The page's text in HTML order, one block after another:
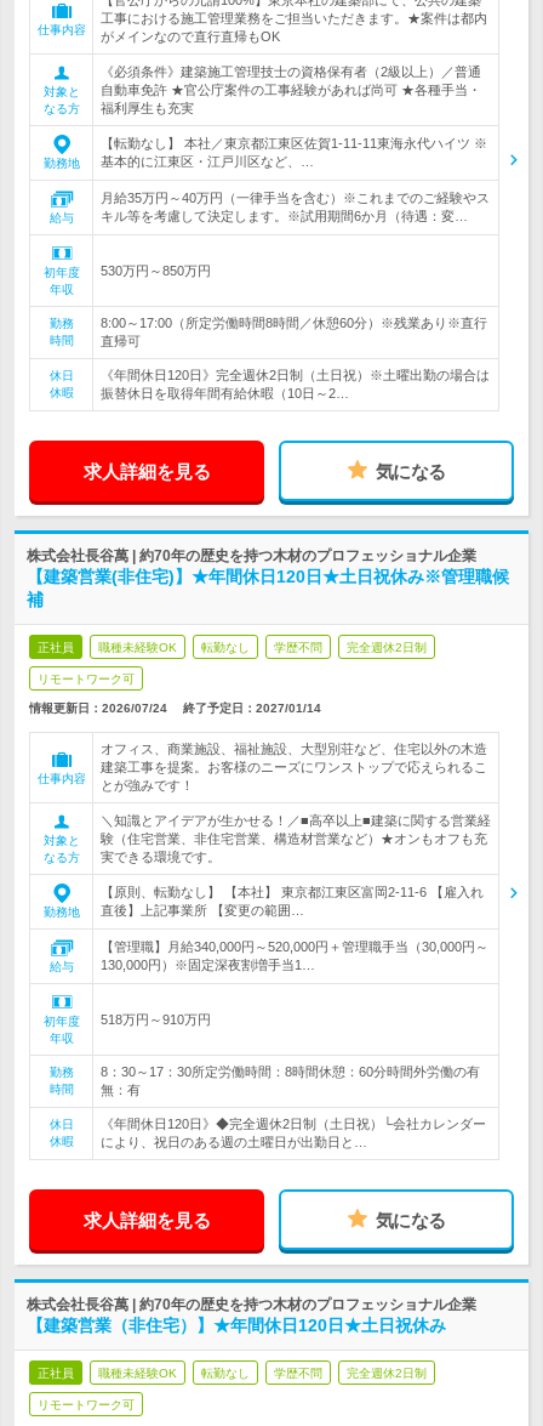
仕事内容
工事における施工管理業務をご担当いただきます。★案件は都内
がメインなので直行直帰もOK
対象と
なる方
《必須条件》建築施工管理技士の資格保有者（2級以上）／普通
自動車免許 ★官公庁案件の工事経験があれば尚可 ★各種手当・
福利厚生も充実
勤務地
【転勤なし】 本社／東京都江東区佐賀1-11-11東海永代ハイツ ※
基本的に江東区・江戸川区など、…
給与
月給35万円～40万円（一律手当を含む）※これまでのご経験やス
キル等を考慮して決定します。※試用期間6か月（待遇：変…
初年度
年収
530万円～850万円
勤務
時間
8:00～17:00（所定労働時間8時間／休憩60分）※残業あり※直行
直帰可
休日
休暇
《年間休日120日》完全週休2日制（土日祝）※土曜出勤の場合は
振替休日を取得年間有給休暇（10日～2…
求人詳細を見る 気になる
株式会社長谷萬 | 約70年の歴史を持つ木材のプロフェッショナル企業
【建築営業(非住宅)】★年間休日120日★土日祝休み※管理職候
補
正社員 職種未経験OK 転勤なし 学歴不問 完全週休2日制
リモートワーク可
情報更新日：2026/07/24 終了予定日： 2027/01/14
仕事内容
オフィス、商業施設、福祉施設、大型別荘など、住宅以外の木造
建築工事を提案。お客様のニーズにワンストップで応えられるこ
とが強みです！
対象と
なる方
＼知識とアイデアが生かせる！／■高卒以上■建築に関する営業経
験（住宅営業、非住宅営業、構造材営業など）★オンもオフも充
実できる環境です。
勤務地
【原則、転勤なし】 【本社】 東京都江東区富岡2-11-6 【雇入れ
直後】上記事業所 【変更の範囲…
給与
【管理職】月給340,000円～520,000円＋管理職手当（30,000円～
130,000円）※固定深夜割増手当1…
初年度
年収
518万円～910万円
勤務
時間
8：30～17：30所定労働時間：8時間休憩：60分時間外労働の有
無：有
休日
休暇
《年間休日120日》◆完全週休2日制（土日祝）└会社カレンダー
により、祝日のある週の土曜日が出勤日と…
求人詳細を見る 気になる
株式会社長谷萬 | 約70年の歴史を持つ木材のプロフェッショナル企業
【建築営業（非住宅）】★年間休日120日★土日祝休み
正社員 職種未経験OK 転勤なし 学歴不問 完全週休2日制
リモートワーク可